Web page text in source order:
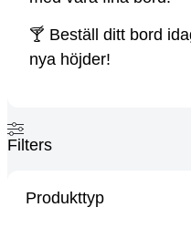
🍸 Beställ ditt bord
nya höjder!
Filters
Produkttyp